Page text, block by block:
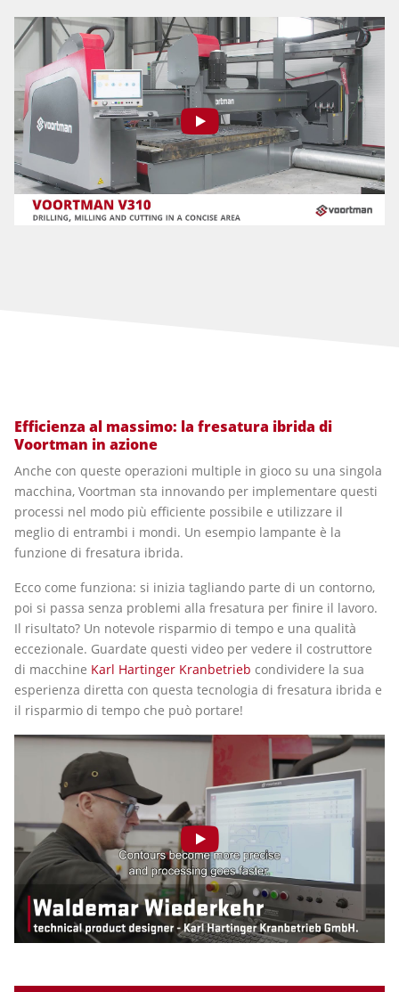
Efficienza al massimo: la fresatura ibrida di
Voortman in azione
Anche con queste operazioni multiple in gioco su una singola
macchina, Voortman sta innovando per implementare questi
processi nel modo più efficiente possibile e utilizzare il
meglio di entrambi i mondi. Un esempio lampante è la
funzione di fresatura ibrida.
Ecco come funziona: si inizia tagliando parte di un contorno,
poi si passa senza problemi alla fresatura per finire il lavoro.
Il risultato? Un notevole risparmio di tempo e una qualità
eccezionale. Guardate questi video per vedere il costruttore
di macchine Karl Hartinger Kranbetrieb condividere la sua
esperienza diretta con questa tecnologia di fresatura ibrida e
il risparmio di tempo che può portare!